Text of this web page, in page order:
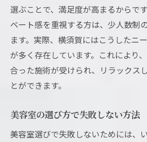
選ぶことで、満足度が高まるからで
ベート感を重視する方は、少人数制
ます。実際、横須賀にはこうしたニ
が多く存在しています。これにより
合った施術が受けられ、リラックス
とができます。
美容室の選び方で失敗しない方法
美容室選びで失敗しないためには、